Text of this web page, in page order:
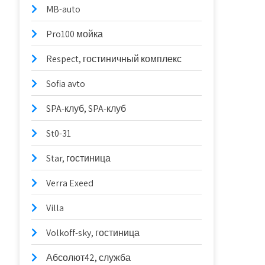
MB-auto
Pro100 мойка
Respect, гостиничный комплекс
Sofia avto
SPA-клуб, SPA-клуб
St0-31
Star, гостиница
Verra Exeed
Villa
Volkoff-sky, гостиница
Абсолют42, служба